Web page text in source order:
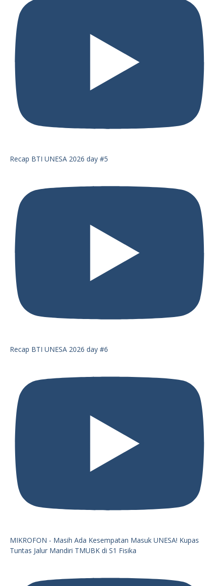
Recap BTI UNESA 2026 day #5
Recap BTI UNESA 2026 day #6
MIKROFON - Masih Ada Kesempatan Masuk UNESA! Kupas
Tuntas Jalur Mandiri TMUBK di S1 Fisika